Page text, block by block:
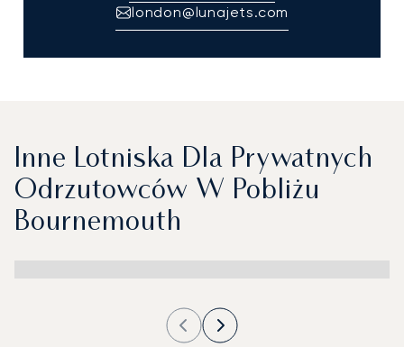
london@lunajets.com
Inne Lotniska Dla Prywatnych
Odrzutowców W Pobliżu
Bournemouth